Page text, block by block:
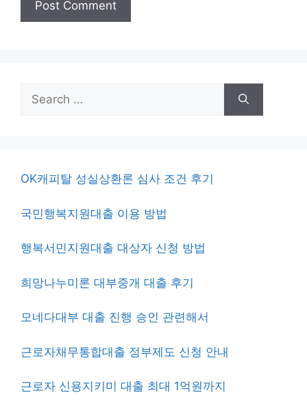
Search
for:
OK캐피탈 성실상환론 심사 조건 후기
국민행복지원대출 이용 방법
행복서민지원대출 대상자 신청 방법
희망나누미론 대부중개 대출 후기
모네다대부 대출 진행 승인 관련해서
근로자채무통합대출 정부제도 신청 안내
근로자 신용지키미 대출 최대 1억원까지